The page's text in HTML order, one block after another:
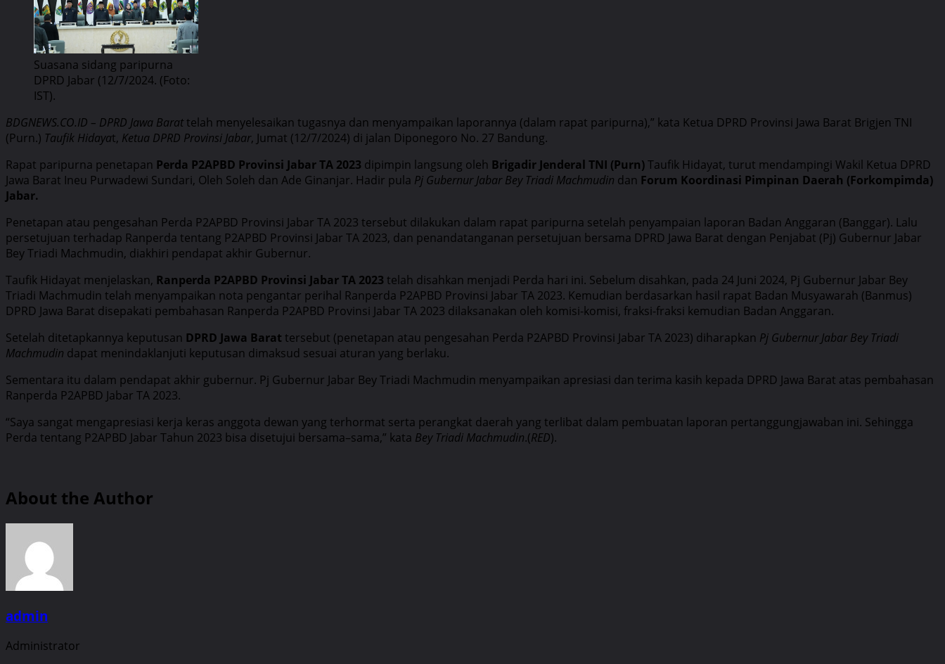
Suasana sidang paripurna
DPRD Jabar (12/7/2024. (Foto:
IST).
BDGNEWS.CO.ID – DPRD Jawa Barattelah menyelesaikan tugasnya dan menyampaikan laporannya (dalam rapat paripurna),” kata Ketua DPRD Provinsi Jawa Barat Brigjen TNI
(Purn.) Taufik Hidayat, Ketua DPRD Provinsi Jabar, Jumat (12/7/2024) di jalan Diponegoro No. 27 Bandung.
Rapat paripurna penetapan Perda P2APBD Provinsi Jabar TA 2023 dipimpin langsung oleh Brigadir Jenderal TNI (Purn)Taufik Hidayat, turut mendampingi Wakil Ketua DPRD
Jawa Barat Ineu Purwadewi Sundari, Oleh Soleh dan Ade Ginanjar. Hadir pula Pj Gubernur Jabar Bey Triadi Machmudin dan Forum Koordinasi Pimpinan Daerah (Forkompimda)
Jabar.
Penetapan atau pengesahan Perda P2APBD Provinsi Jabar TA 2023 tersebut dilakukan dalam rapat paripurna setelah penyampaian laporan Badan Anggaran (Banggar). Lalu
persetujuan terhadap Ranperda tentang P2APBD Provinsi Jabar TA 2023, dan penandatanganan persetujuan bersama DPRD Jawa Barat dengan Penjabat (Pj) Gubernur Jabar
Bey Triadi Machmudin, diakhiri pendapat akhir Gubernur.
Taufik Hidayat menjelaskan, Ranperda P2APBD Provinsi Jabar TA 2023 telah disahkan menjadi Perda hari ini. Sebelum disahkan, pada 24 Juni 2024, Pj Gubernur Jabar Bey
Triadi Machmudin telah menyampaikan nota pengantar perihal Ranperda P2APBD Provinsi Jabar TA 2023. Kemudian berdasarkan hasil rapat Badan Musyawarah (Banmus)
DPRD Jawa Barat disepakati pembahasan Ranperda P2APBD Provinsi Jabar TA 2023 dilaksanakan oleh komisi-komisi, fraksi-fraksi kemudian Badan Anggaran.
Setelah ditetapkannya keputusan DPRD Jawa Barat tersebut (penetapan atau pengesahan Perda P2APBD Provinsi Jabar TA 2023) diharapkan Pj Gubernur Jabar Bey Triadi
Machmudin dapat menindaklanjuti keputusan dimaksud sesuai aturan yang berlaku.
Sementara itu dalam pendapat akhir gubernur. Pj Gubernur Jabar Bey Triadi Machmudin menyampaikan apresiasi dan terima kasih kepada DPRD Jawa Barat atas pembahasan
Ranperda P2APBD Jabar TA 2023.
“Saya sangat mengapresiasi kerja keras anggota dewan yang terhormat serta perangkat daerah yang terlibat dalam pembuatan laporan pertanggungjawaban ini. Sehingga
Perda tentang P2APBD Jabar Tahun 2023 bisa disetujui bersama–sama,” kata Bey Triadi Machmudin.(RED).
About the Author
admin
Administrator